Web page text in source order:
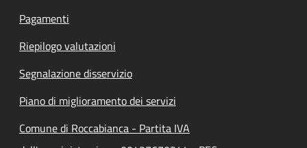
Pagamenti
Riepilogo valutazioni
Segnalazione disservizio
Piano di miglioramento dei servizi
Comune di Roccabianca - Partita IVA